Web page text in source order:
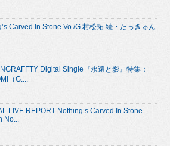
Carved In Stone Vo./G.村松拓 続・たっきゅん
Digital Single『永遠と影』特集：
（G....
LIVE REPORT Nothing’s Carved In Stone
No...